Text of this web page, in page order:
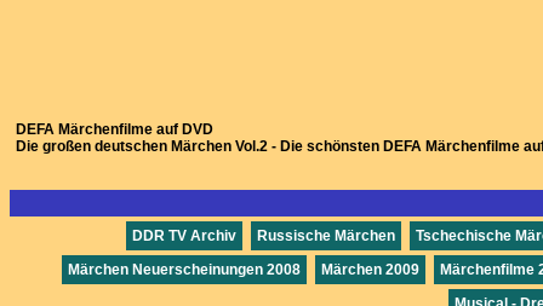
DEFA Märchenfilme auf DVD
Die großen deutschen Märchen Vol.2 - Die schönsten DEFA Märchenfilme
DDR TV Archiv Russische Märchen
Tschechische
Märchen Neuerscheinungen 2008
Märchen 2009
Märchenfilme